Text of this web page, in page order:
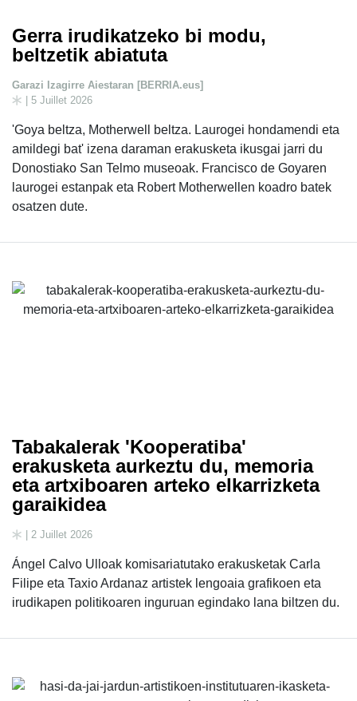
Gerra irudikatzeko bi modu,
beltzetik abiatuta
Garazi Izagirre Aiestaran [BERRIA.eus]
| 5 Juillet 2026
'Goya beltza, Motherwell beltza. Laurogei hondamendi eta
amildegi bat' izena daraman erakusketa ikusgai jarri du
Donostiako San Telmo museoak. Francisco de Goyaren
laurogei estanpak eta Robert Motherwellen koadro batek
osatzen dute.
Tabakalerak 'Kooperatiba'
erakusketa aurkeztu du, memoria
eta artxiboaren arteko elkarrizketa
garaikidea
| 2 Juillet 2026
Ángel Calvo Ulloak komisariatutako erakusketak Carla
Filipe eta Taxio Ardanaz artistek lengoaia grafikoen eta
irudikapen politikoaren inguruan egindako lana biltzen du.